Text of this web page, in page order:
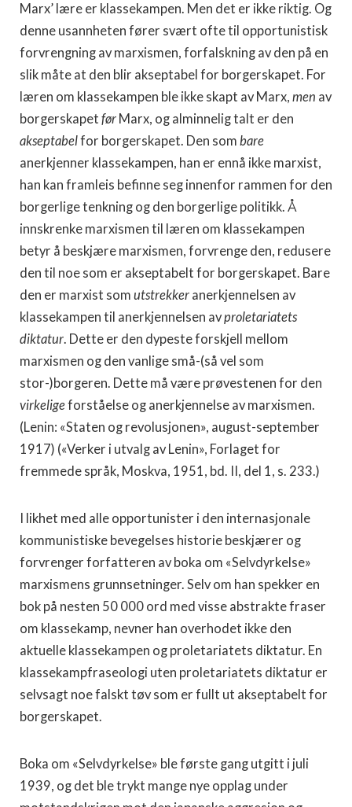
Marx’ lære er klassekampen. Men det er ikke riktig. Og
denne usannheten fører svært ofte til opportunistisk
forvrengning av marxismen, forfalskning av den på en
slik måte at den blir akseptabel for borgerskapet. For
læren om klassekampen ble ikke skapt av Marx, men av
borgerskapet før Marx, og alminnelig talt er den
akseptabelfor borgerskapet. Den som bare
anerkjenner klassekampen, han er ennå ikke marxist,
han kan framleis befinne seg innenfor rammen for den
borgerlige tenkning og den borgerlige politikk. Å
innskrenke marxismen til læren om klassekampen
betyr å beskjære marxismen, forvrenge den, redusere
den til noe som er akseptabelt for borgerskapet. Bare
den er marxist som utstrekker anerkjennelsen av
klassekampen til anerkjennelsen avproletariatets
diktatur. Dette er den dypeste forskjell mellom
marxismen og den vanlige små-(så vel som
stor-)borgeren. Dette må være prøvestenen for den
virkeligeforståelse og anerkjennelse av marxismen.
(Lenin: «Staten og revolusjonen», august-september
1917) («Verker i utvalg av Lenin», Forlaget for
fremmede språk, Moskva, 1951, bd. II, del 1, s. 233.)
I likhet med alle opportunister i den internasjonale
kommunistiske bevegelses historie beskjærer og
forvrenger forfatteren av boka om «Selvdyrkelse»
marxismens grunnsetninger. Selv om han spekker en
bok på nesten 50 000 ord med visse abstrakte fraser
om klassekamp, nevner han overhodet ikke den
aktuelle klassekampen og proletariatets diktatur. En
klassekampfraseologi uten proletariatets diktatur er
selvsagt noe falskt tøv som er fullt ut akseptabelt for
borgerskapet.
Boka om «Selvdyrkelse» ble første gang utgitt i juli
1939, og det ble trykt mange nye opplag under